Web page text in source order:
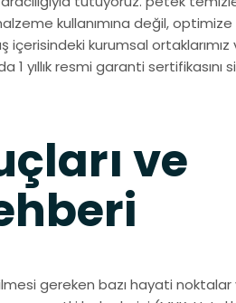
kullanımına değil,
kurumsal ortaklarımız
1 yıllık resmi garanti
ve
gereken bazı hayati noktalar